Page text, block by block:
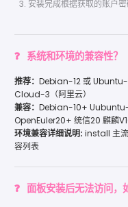
安装完成根据获取的账户
系统和环境的兼容性？
推荐：Debian-12 或
Cloud-3（阿里云）
兼容：Debian-10+
OpenEuler20+ 统信20 麒麟
环境兼容详细说明: install 主
容列表
面板安装后无法访问，